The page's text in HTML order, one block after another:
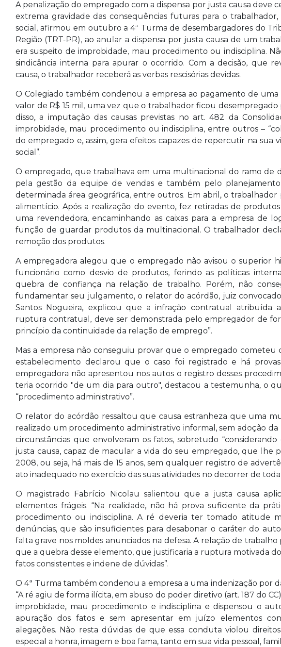
A penalização do empregado com a dispensa por justa causa deve
extrema gravidade das consequências futuras para o
social, afirmou em outubro a 4ª Turma de desembargadores do
Região (TRT-PR), ao anular a dispensa por justa causa de um
era suspeito de improbidade, mau procedimento ou indisciplina.
sindicância interna para apurar o ocorrido. Com a decisão, que
causa, o trabalhador receberá as verbas rescisórias devidas.
O Colegiado também condenou a empresa ao pagamento de uma
valor de R$ 15 mil, uma vez que o trabalhador ficou
disso, a imputação das causas previstas no art. 482 da
improbidade, mau procedimento ou indisciplina, entre outros –
do empregado e, assim, gera efeitos capazes de repercutir na sua
social”.
O empregado, que trabalhava em uma multinacional do ramo de
pela gestão da equipe de vendas e também pelo
determinada área geográfica, entre outros. Em abril, o
alimentício. Após a realização do evento, fez retiradas de
uma revendedora, encaminhando as caixas para a empresa de
função de guardar produtos da multinacional. O trabalhador
remoção dos produtos.
A empregadora alegou que o empregado não avisou o superior
funcionário como desvio de produtos, ferindo as políticas
quebra de confiança na relação de trabalho. Porém, não
fundamentar seu julgamento, o relator do acórdão, juiz
Santos Nogueira, explicou que a infração contratual atribuída
ruptura contratual, deve ser demonstrada pelo empregador de
princípio da continuidade da relação de emprego”.
Mas a empresa não conseguiu provar que o empregado
estabelecimento declarou que o caso foi registrado e há
empregadora não apresentou nos autos o registro desses
teria ocorrido "de um dia para outro", destacou a testemunha, o
“procedimento administrativo”.
O relator do acórdão ressaltou que causa estranheza que uma
realizado um procedimento administrativo informal, sem adoção da
circunstâncias que envolveram os fatos, sobretudo
justa causa, capaz de macular a vida do seu empregado, que lhe
2008, ou seja, há mais de 15 anos, sem qualquer registro de
ato inadequado no exercício das suas atividades no decorrer de toda
O magistrado Fabrício Nicolau salientou que a justa causa
elementos frágeis. “Na realidade, não há prova suficiente da
procedimento ou indisciplina. A ré deveria ter tomado atitude
denúncias, que são insuficientes para desabonar o caráter do
falta grave nos moldes anunciados na defesa. A relação de
que a quebra desse elemento, que justificaria a ruptura motivada
fatos consistentes e indene de dúvidas”.
O 4ª Turma também condenou a empresa a uma indenização por
“A ré agiu de forma ilícita, em abuso do poder diretivo (art. 187 do
improbidade, mau procedimento e indisciplina e dispensou o
apuração dos fatos e sem apresentar em juízo elementos
alegações. Não resta dúvidas de que essa conduta violou
especial a honra, imagem e boa fama, tanto em sua vida pessoal,